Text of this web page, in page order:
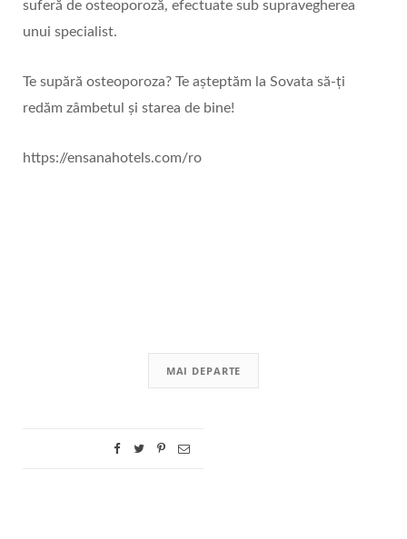
suferă de osteoporoză, efectuate sub supravegherea
unui specialist.
Te supără osteoporoza? Te așteptăm la Sovata să-ți
redăm zâmbetul și starea de bine!
https://ensanahotels.com/ro
MAI DEPARTE